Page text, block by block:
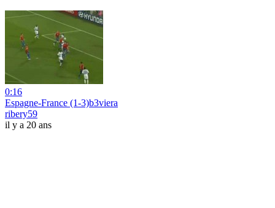
0:16
Espagne-France (1-3)b3viera
ribery59
il y a 20 ans